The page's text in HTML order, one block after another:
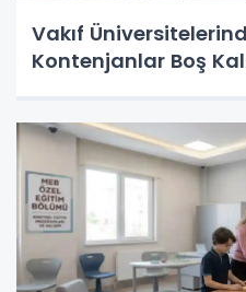
Vakıf
Kontenjanlar Boş